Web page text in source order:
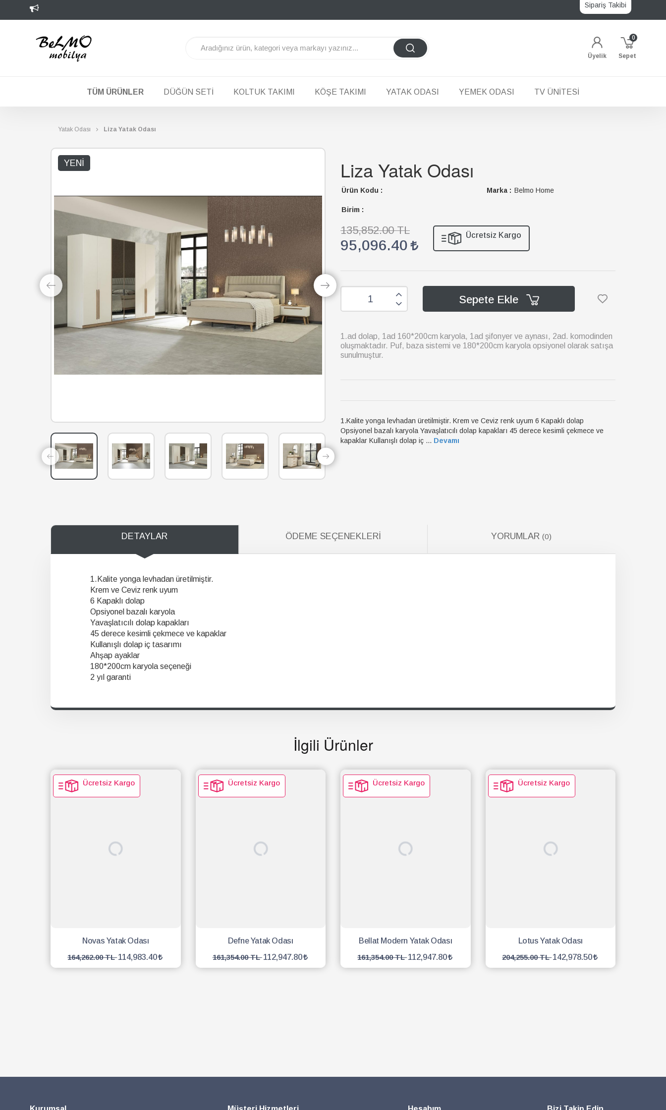
Sipariş Takibi
Üyelik Sepet
0
TÜM ÜRÜNLER DÜĞÜN SETI KOLTUK TAKIMI KÖŞE TAKIMI YATAK ODASI YEMEK ODASI TV ÜNITESI
Yatak Odası Liza Yatak Odası
YENI Liza Yatak Odası
Ürün Kodu : Marka : Belmo Home
Birim :
135,852.00 TL
95,096.40
Ücretsiz Kargo
Sepete Ekle
1.ad dolap, 1ad 160*200cm karyola, 1ad şifonyer ve aynası, 2ad. komodinden
oluşmaktadır. Puf, baza sistemi ve 180*200cm karyola opsiyonel olarak satışa
sunulmuştur.
1.Kalite yonga levhadan üretilmiştir. Krem ve Ceviz renk uyum 6 Kapaklı dolap
Opsiyonel bazalı karyola Yavaşlatıcılı dolap kapakları 45 derece kesimli çekmece ve
kapaklar Kullanışlı dolap iç ... Devamı
DETAYLAR ÖDEME SEÇENEKLERI YORUMLAR(0)
1.Kalite yonga levhadan üretilmiştir.
Krem ve Ceviz renk uyum
6 Kapaklı dolap
Opsiyonel bazalı karyola
Yavaşlatıcılı dolap kapakları
45 derece kesimli çekmece ve kapaklar
Kullanışlı dolap iç tasarımı
Ahşap ayaklar
180*200cm karyola seçeneği
2 yıl garanti
İlgili Ürünler
Ücretsiz Kargo
Novas Yatak Odası
164,262.00 TL114,983.40
Ücretsiz Kargo
Defne Yatak Odası
161,354.00 TL112,947.80
Ücretsiz Kargo
Bellat Modern Yatak Odası
161,354.00 TL112,947.80
Ücretsiz Kargo
Lotus Yatak Odası
204,255.00 TL142,978.50